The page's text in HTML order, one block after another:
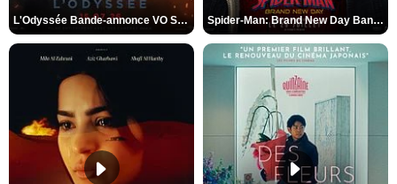
L'Odyssée Bande-annonce VO STFR Spider-Man: Brand New Day Bande-annonce VO STFR